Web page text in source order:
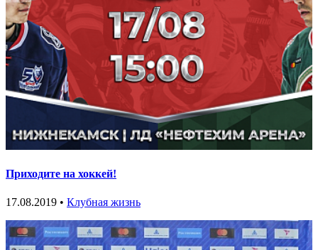
Приходите на хоккей!
17.08.2019 • Клубная жизнь